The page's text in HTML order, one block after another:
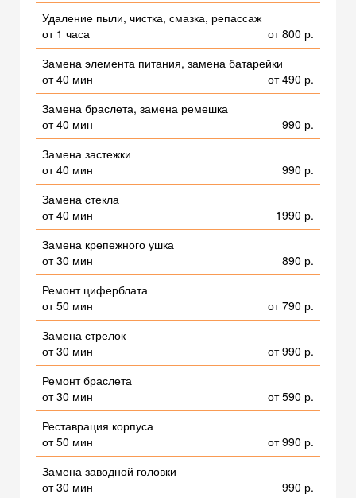
Удаление пыли, чистка, смазка, репассаж
от 1 часа
от 800 р.
Замена элемента питания, замена батарейки
от 40 мин
от 490 р.
Замена браслета, замена ремешка
от 40 мин
990 р.
Замена застежки
от 40 мин
990 р.
Замена стекла
от 40 мин
1990 р.
Замена крепежного ушка
от 30 мин
890 р.
Ремонт циферблата
от 50 мин
от 790 р.
Замена стрелок
от 30 мин
от 990 р.
Ремонт браслета
от 30 мин
от 590 р.
Реставрация корпуса
от 50 мин
от 990 р.
Замена заводной головки
от 30 мин
990 р.